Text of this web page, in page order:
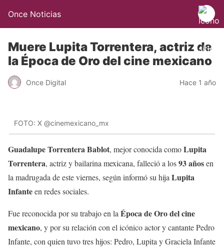
Once Noticias
Muere Lupita Torrentera, actriz de
la Época de Oro del cine mexicano
Once Digital Hace 1 año
FOTO: X @cinemexicano_mx
Guadalupe Torrentera Bablot, mejor conocida comoLupita
Torrentera, actriz y bailarina mexicana, falleció a los93 añosen
la madrugada de este viernes, según informó su hija Lupita
Infanteen redes sociales.
Fue reconocida por su trabajo en la Época de Oro del cine
mexicano, y por su relación con el icónico actor y cantante Pedro
Infante, con quien tuvo tres hijos: Pedro, Lupita y Graciela Infante